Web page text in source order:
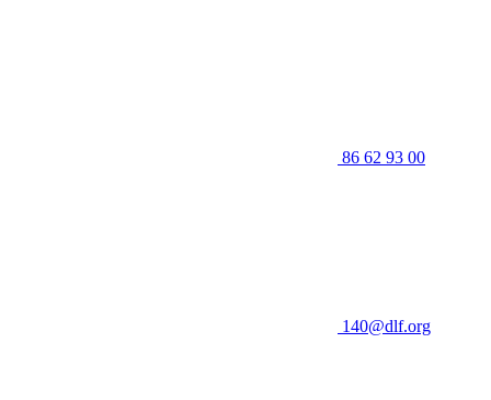
86 62 93 00
140@dlf.org